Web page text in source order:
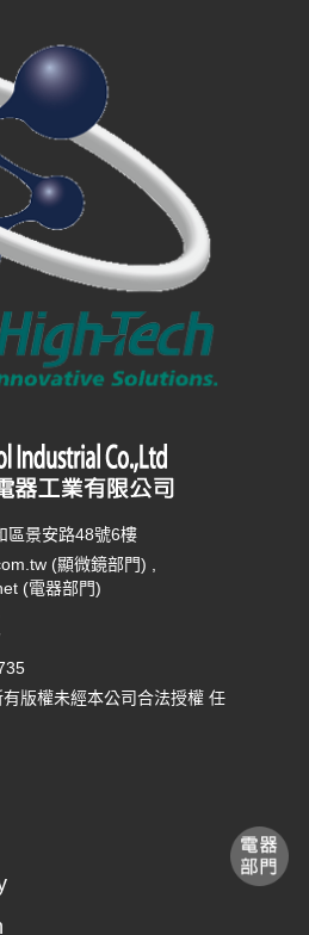
區景安路48號6樓
(顯微鏡部門) ,
(電器部門)
版權未經本公司合法授權 任